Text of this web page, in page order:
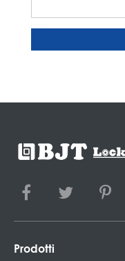
Prodotti